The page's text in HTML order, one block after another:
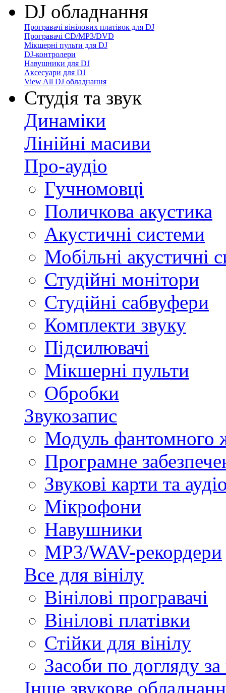
DJ обладнання
Програвачі вінілових платівок для DJ
Програвачі CD/MP3/DVD
Мікшерні пульти для DJ
DJ-контролери
Навушники для DJ
Аксесуари для DJ
View All DJ обладнання
Студія та звук
Динаміки
Лінійні масиви
Про-аудіо
Гучномовці
Поличкова акустика
Акустичні системи
Мобільні акустичні
Студійні монітори
Студійні сабвуфери
Комплекти звуку
Підсилювачі
Мікшерні пульти
Обробки
Звукозапис
Модуль фантомного
Програмне
Звукові карти та
Мікрофони
Навушники
MP3/WAV-рекордери
Все для вінілу
Вінілові програвачі
Вінілові платівки
Стійки для вінілу
Засоби по догляду за
Інше звукове